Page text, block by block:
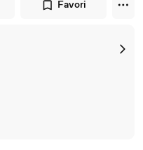
Favori